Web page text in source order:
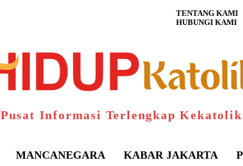
TENTANG KAMI
HUBUNGI KAMI
Pusat Informasi Terlengkap
MANCANEGARA KABAR JAKARTA